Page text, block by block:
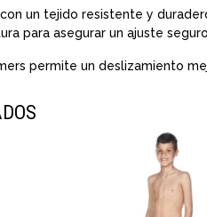
un tejido resistente y
para asegurar un ajuste
permite un deslizamiento